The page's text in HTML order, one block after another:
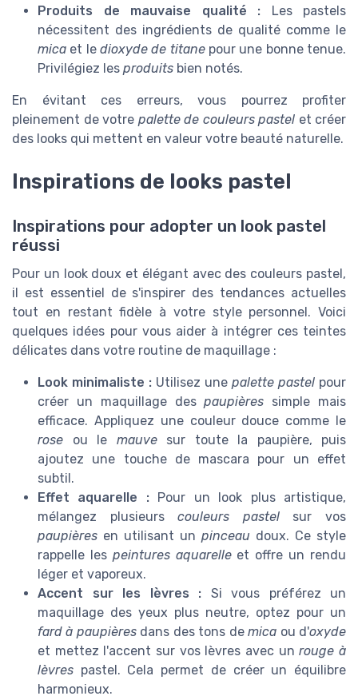
Produits de mauvaise qualité : Les pastels
nécessitent des ingrédients de qualité comme le
mica et le dioxyde de titanepour une bonne tenue.
Privilégiez les produits bien notés.
En évitant ces erreurs, vous pourrez profiter
pleinement de votre palette de couleurs pastel et créer
des looks qui mettent en valeur votre beauté naturelle.
Inspirations de looks pastel
Inspirations pour adopter un look pastel
réussi
Pour un look doux et élégant avec des couleurs pastel,
il est essentiel de s'inspirer des tendances actuelles
tout en restant fidèle à votre style personnel. Voici
quelques idées pour vous aider à intégrer ces teintes
délicates dans votre routine de maquillage :
Look minimaliste : Utilisez une palette pastel pour
créer un maquillage despaupières simple mais
efficace. Appliquez une couleur douce comme le
rose ou le mauvesur toute la paupière, puis
ajoutez une touche de mascara pour un effet
subtil.
Effet aquarelle :Pour un look plus artistique,
mélangez plusieurscouleurs pastelsur vos
paupières en utilisant un pinceau doux. Ce style
rappelle les peintures aquarelleet offre un rendu
léger et vaporeux.
Accent sur les lèvres : Si vous préférez un
maquillage des yeux plus neutre, optez pour un
fard à paupièresdans des tons demica ou d'oxyde
et mettez l'accent sur vos lèvres avec unrouge à
lèvres pastel. Cela permet de créer un équilibre
harmonieux.